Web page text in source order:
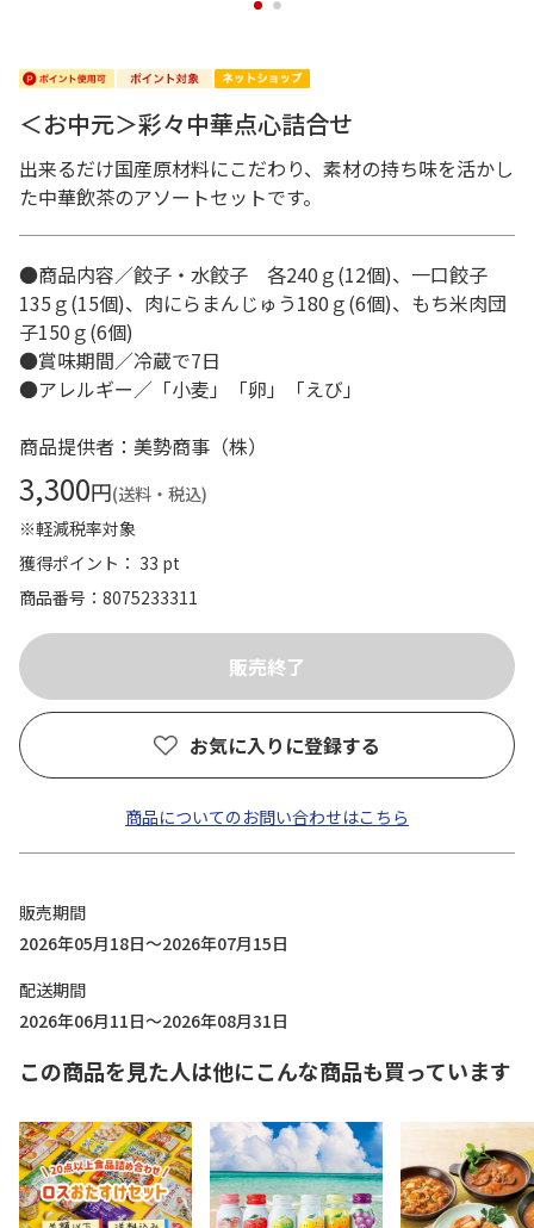
1 2
＜お中元＞彩々中華点心詰合せ
出来るだけ国産原材料にこだわり、素材の持ち味を活かし
た中華飲茶のアソートセットです。
●商品内容／餃子・水餃子 各240ｇ(12個)、一口餃子
135ｇ(15個)、肉にらまんじゅう180ｇ(6個)、もち米肉団
子150ｇ(6個)
●賞味期間／冷蔵で7日
●アレルギー／「小麦」「卵」「えび」
商品提供者：美勢商事（株）
3,300円(送料・税込)
※軽減税率対象
獲得ポイント： 33 pt
商品番号
8075233311
お気に入りに登録する
商品についてのお問い合わせはこちら
販売期間
2026年05月18日～2026年07月15日
配送期間
2026年06月11日～2026年08月31日
この商品を見た人は他にこんな商品も買っています